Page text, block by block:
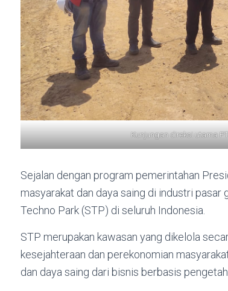
Kunjungan direksi utama
Sejalan dengan program pemerintahan
masyarakat dan daya saing di industri
Techno Park (STP) di seluruh Indonesia.
STP merupakan kawasan yang dikelola
kesejahteraan dan perekonomian
dan daya saing dari bisnis berbasis